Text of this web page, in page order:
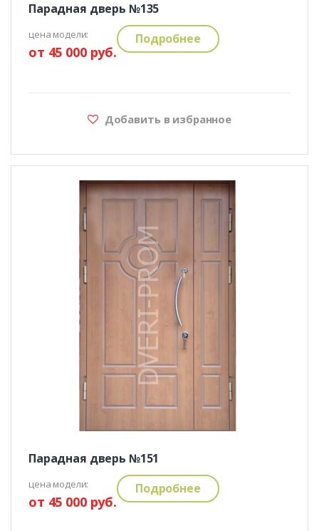
Парадная дверь №135
цена модели:
от 45 000 руб.
Подробнее
Добавить в избранное
Парадная дверь №151
цена модели:
от 45 000 руб.
Подробнее